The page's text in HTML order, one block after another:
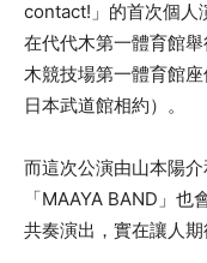
contact!」的首次個人
在代代木第一體育館
木競技場第一體育館
日本武道館相約）。
而這次公演由山本陽
「MAAYA BAND」
共奏演出，實在讓人期